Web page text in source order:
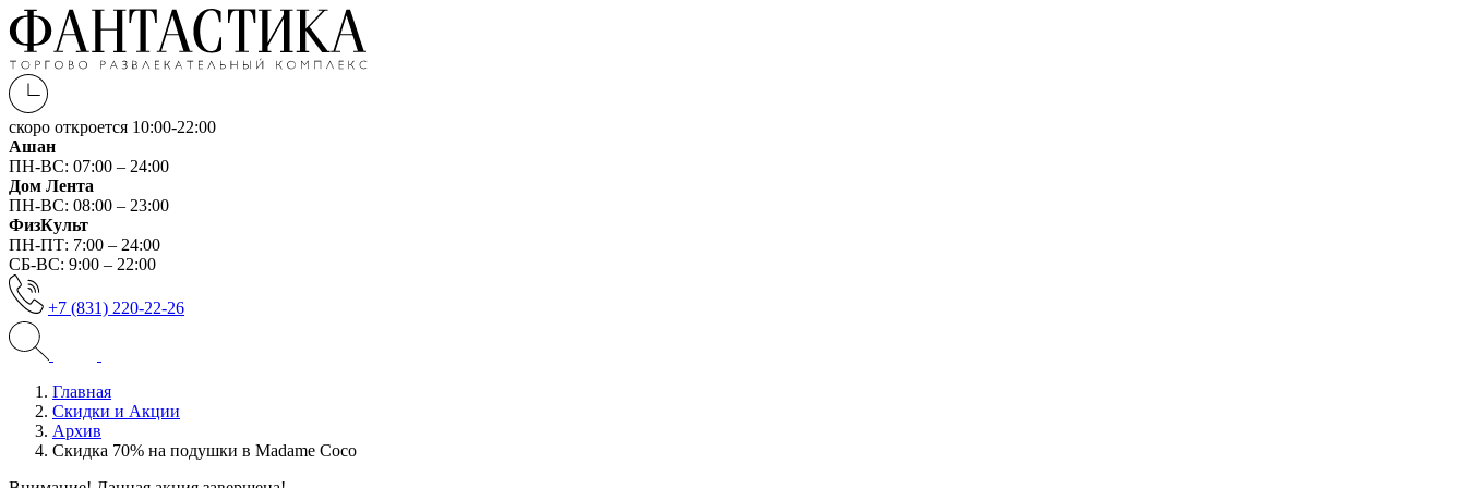
скоро откроется 10:00-22:00
Ашан
ПН-ВС: 07:00 – 24:00
Дом Лента
ПН-ВС: 08:00 – 23:00
ФизКульт
ПН-ПТ: 7:00 – 24:00
СБ-ВС: 9:00 – 22:00
+7 (831) 220-22-26
Главная
Скидки и Акции
Архив
Скидка 70% на подушки в Madame Coco